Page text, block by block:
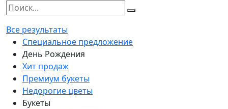
Все результаты
Специальное предложение
День Рождения
Хит продаж
Премиум букеты
Недорогие цветы
Букеты